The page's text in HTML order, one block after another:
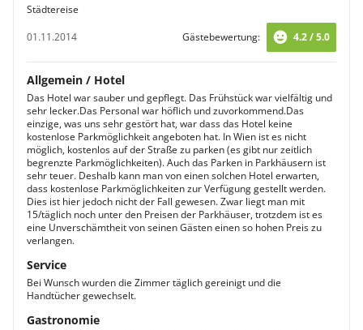
Städtereise
01.11.2014
Gästebewertung: 4.2 / 5.0
Allgemein / Hotel
Das Hotel war sauber und gepflegt. Das Frühstück war vielfältig und
sehr lecker.Das Personal war höflich und zuvorkommend.Das
einzige, was uns sehr gestört hat, war dass das Hotel keine
kostenlose Parkmöglichkeit angeboten hat. In Wien ist es nicht
möglich, kostenlos auf der Straße zu parken (es gibt nur zeitlich
begrenzte Parkmöglichkeiten). Auch das Parken in Parkhäusern ist
sehr teuer. Deshalb kann man von einen solchen Hotel erwarten,
dass kostenlose Parkmöglichkeiten zur Verfügung gestellt werden.
Dies ist hier jedoch nicht der Fall gewesen. Zwar liegt man mit
15/täglich noch unter den Preisen der Parkhäuser, trotzdem ist es
eine Unverschämtheit von seinen Gästen einen so hohen Preis zu
verlangen.
Service
Bei Wunsch wurden die Zimmer täglich gereinigt und die
Handtücher gewechselt.
Gastronomie